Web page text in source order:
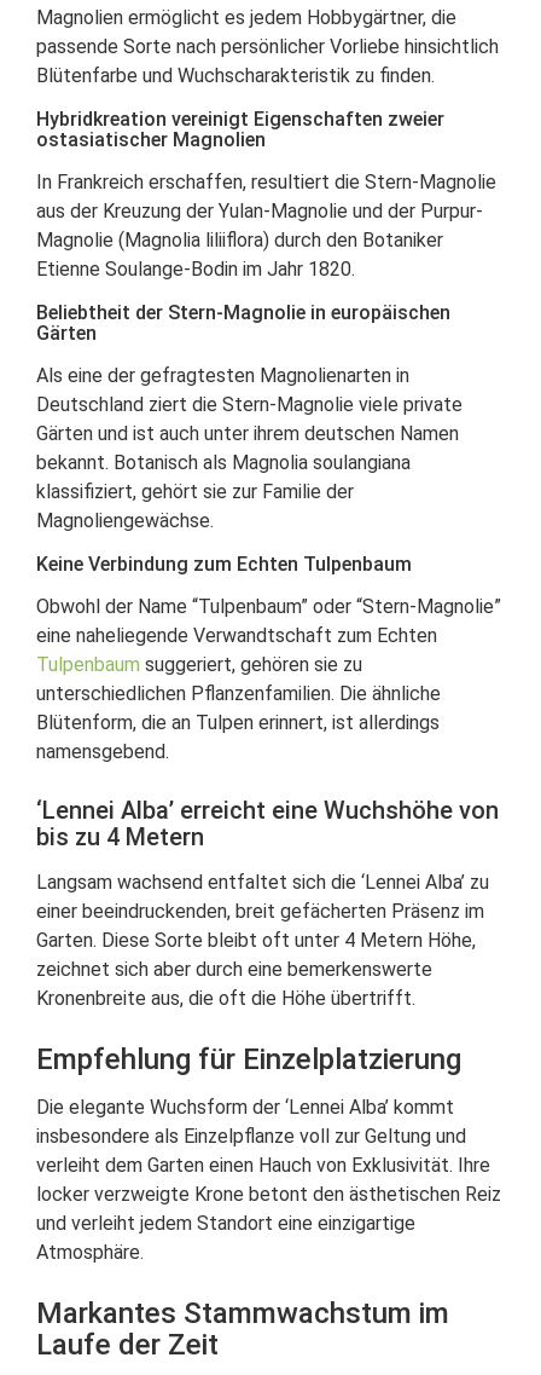
Magnolien ermöglicht es jedem Hobbygärtner, die
passende Sorte nach persönlicher Vorliebe hinsichtlich
Blütenfarbe und Wuchscharakteristik zu finden.
Hybridkreation vereinigt Eigenschaften zweier
ostasiatischer Magnolien
In Frankreich erschaffen, resultiert die Stern-Magnolie
aus der Kreuzung der Yulan-Magnolie und der Purpur-
Magnolie (Magnolia liliiflora) durch den Botaniker
Etienne Soulange-Bodin im Jahr 1820.
Beliebtheit der Stern-Magnolie in europäischen
Gärten
Als eine der gefragtesten Magnolienarten in
Deutschland ziert die Stern-Magnolie viele private
Gärten und ist auch unter ihrem deutschen Namen
bekannt. Botanisch als Magnolia soulangiana
klassifiziert, gehört sie zur Familie der
Magnoliengewächse.
Keine Verbindung zum Echten Tulpenbaum
Obwohl der Name “Tulpenbaum” oder “Stern-Magnolie”
eine naheliegende Verwandtschaft zum Echten
Tulpenbaum suggeriert, gehören sie zu
unterschiedlichen Pflanzenfamilien. Die ähnliche
Blütenform, die an Tulpen erinnert, ist allerdings
namensgebend.
‘Lennei Alba’ erreicht eine Wuchshöhe von
bis zu 4 Metern
Langsam wachsend entfaltet sich die ‘Lennei Alba’ zu
einer beeindruckenden, breit gefächerten Präsenz im
Garten. Diese Sorte bleibt oft unter 4 Metern Höhe,
zeichnet sich aber durch eine bemerkenswerte
Kronenbreite aus, die oft die Höhe übertrifft.
Empfehlung für Einzelplatzierung
Die elegante Wuchsform der ‘Lennei Alba’ kommt
insbesondere als Einzelpflanze voll zur Geltung und
verleiht dem Garten einen Hauch von Exklusivität. Ihre
locker verzweigte Krone betont den ästhetischen Reiz
und verleiht jedem Standort eine einzigartige
Atmosphäre.
Markantes Stammwachstum im
Laufe der Zeit